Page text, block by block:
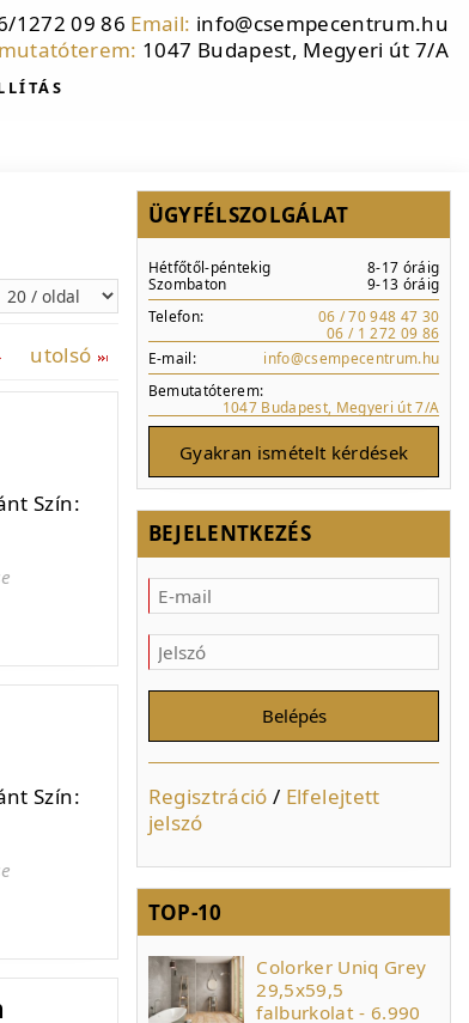
1272 09 86 Email: info@csempecentrum.hu
1047 Budapest, Megyeri út 7/A
utolsó
Szín:
Szín:
ÜGYFÉLSZOLGÁLAT
Hétfőtől-péntekig
8-17 óráig
Szombaton
9-13 óráig
Telefon:
06 / 70 948 47 30
06 / 1 272 09 86
E-mail:
info@csempecentrum.hu
Bemutatóterem:
1047 Budapest, Megyeri út 7/A
Gyakran ismételt kérdések
BEJELENTKEZÉS
Regisztráció / Elfelejtett
jelszó
TOP-10
Lucido
AKCIÓS
Colorker Uniq Grey
29,5x59,5
falburkolat - 6.990